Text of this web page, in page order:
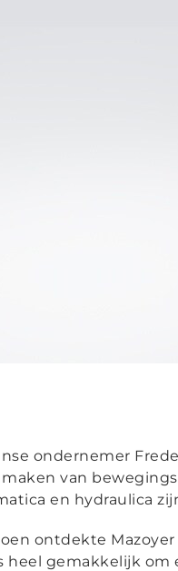
ondernemer
van
en hydraulica
ontdekte
heel gemakkelijk om